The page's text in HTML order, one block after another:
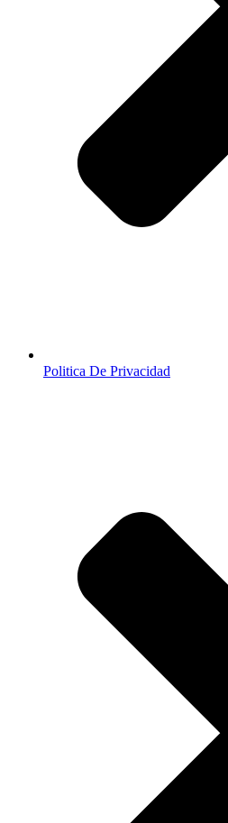
Politica De Privacidad